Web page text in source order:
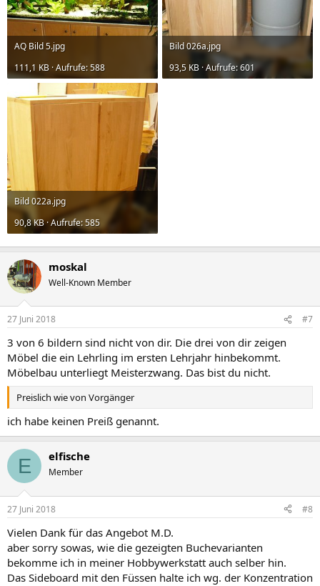
AQ Bild 5.jpg
111,1 KB · Aufrufe: 588
Bild 026a.jpg
93,5 KB · Aufrufe: 601
Bild 022a.jpg
90,8 KB · Aufrufe: 585
moskal
Well-Known Member
27 Juni 2018 #7
3 von 6 bildern sind nicht von dir. Die drei von dir zeigen
Möbel die ein Lehrling im ersten Lehrjahr hinbekommt.
Möbelbau unterliegt Meisterzwang. Das bist du nicht.
Preislich wie von Vorgänger
ich habe keinen Preiß genannt.
E elfische
Member
27 Juni 2018 #8
Vielen Dank für das Angebot M.D.
aber sorry sowas, wie die gezeigten Buchevarianten
bekomme ich in meiner Hobbywerkstatt auch selber hin.
Das Sideboard mit den Füssen halte ich wg. der Konzentration